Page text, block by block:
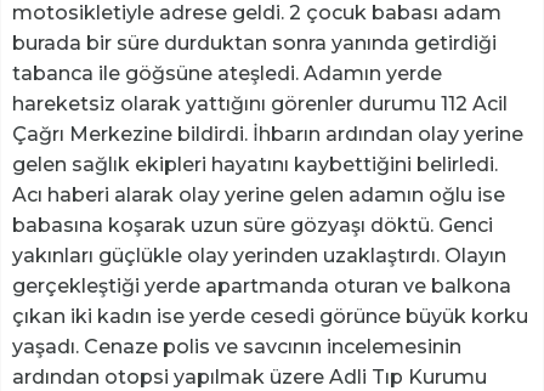
motosikletiyle adrese geldi. 2 çocuk babası adam
burada bir süre durduktan sonra yanında getirdiği
tabanca ile göğsüne ateşledi. Adamın yerde
hareketsiz olarak yattığını görenler durumu 112 Acil
Çağrı Merkezine bildirdi. İhbarın ardından olay yerine
gelen sağlık ekipleri hayatını kaybettiğini belirledi.
Acı haberi alarak olay yerine gelen adamın oğlu ise
babasına koşarak uzun süre gözyaşı döktü. Genci
yakınları güçlükle olay yerinden uzaklaştırdı. Olayın
gerçekleştiği yerde apartmanda oturan ve balkona
çıkan iki kadın ise yerde cesedi görünce büyük korku
yaşadı. Cenaze polis ve savcının incelemesinin
ardından otopsi yapılmak üzere Adli Tıp Kurumu